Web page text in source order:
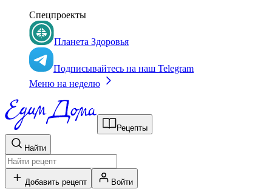
Спецпроекты
Планета Здоровья
Подписывайтесь на наш Telegram
Меню на неделю
Рецепты
Найти
Добавить рецепт Войти